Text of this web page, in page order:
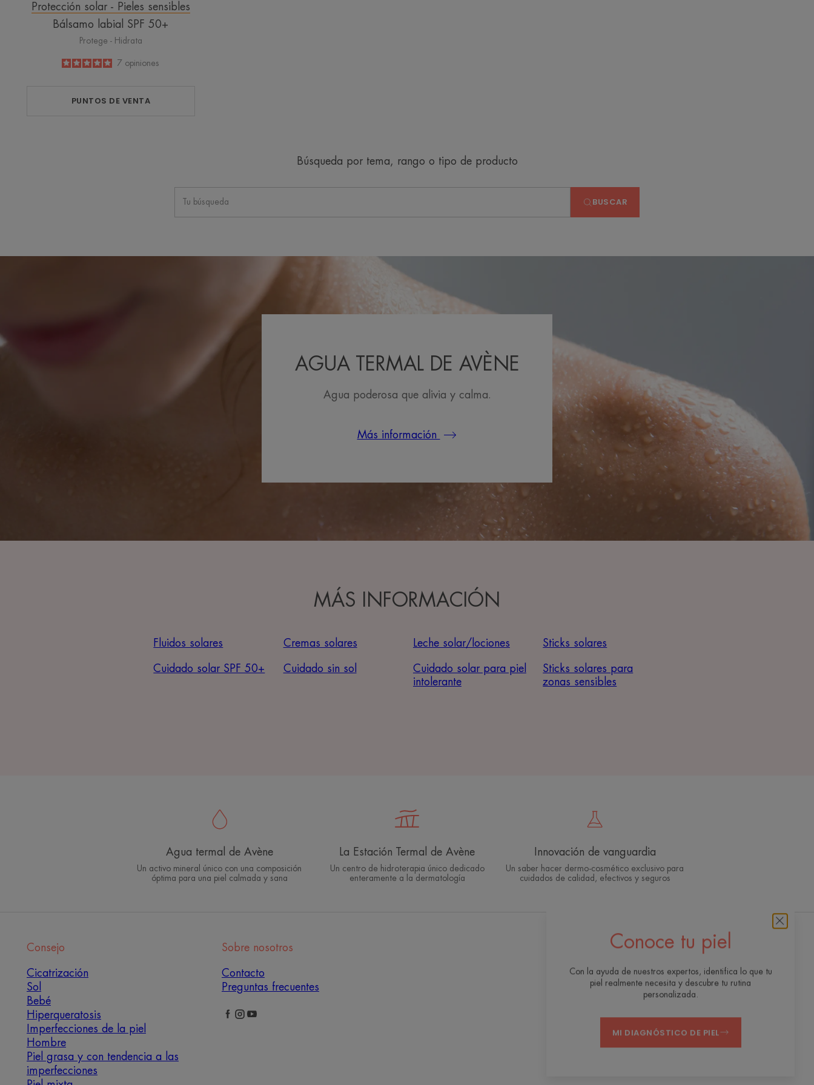
Protección solar - Pieles sensibles
Bálsamo labial SPF 50+
Protege - Hidrata
5
/
5
7 opiniones
PUNTOS DE VENTA
Búsqueda por tema, rango o tipo de producto
BUSCAR
AGUA TERMAL DE AVÈNE
Agua poderosa que alivia y calma.
Más información
MÁS INFORMACIÓN
Fluidos solares Cremas solares Leche solar/lociones Sticks solares
Cuidado solar SPF 50+ Cuidado sin sol
Cuidado solar para piel
intolerante
Sticks solares para
zonas sensibles
Conoce tu piel
Con la ayuda de nuestros expertos, identifica lo que tu
piel realmente necesita y descubre tu rutina
personalizada.
MI DIAGNÓSTICO DE PIEL
Agua termal de Avène
Un activo mineral único con una composición
óptima para una piel calmada y sana
La Estación Termal de Avène
Un centro de hidroterapia único dedicado
enteramente a la dermatología
Innovación de vanguardia
Un saber hacer dermo-cosmético exclusivo para
cuidados de calidad, efectivos y seguros
Suscríbete a la newsletter
Recibe nuestros consejos expertos,
recomendaciones personalizadas para el
cuidado de tu piel y mucho más.
INSCRÍBETE AHORA
Consejo
Cicatrización
Sol
Bebé
Hiperqueratosis
Imperfecciones de la piel
Hombre
Piel grasa y con tendencia a las
imperfecciones
Sobre nosotros
Contacto
Preguntas frecuentes